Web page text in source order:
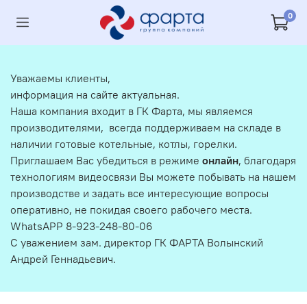
0
Уважаемы клиенты,
информация на сайте актуальная.
Наша компания входит в ГК Фарта, мы являемся
производителями, всегда поддерживаем на складе в
наличии готовые котельные, котлы, горелки.
Приглашаем Вас убедиться в режиме онлайн, благодаря
технологиям видеосвязи Вы можете побывать на нашем
производстве и задать все интересующие вопросы
оперативно, не покидая своего рабочего места.
WhatsAPP 8-923-248-80-06
С уважением зам. директор ГК ФАРТА Волынский
Андрей Геннадьевич.